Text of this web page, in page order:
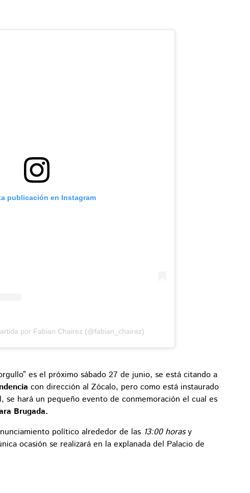
publicación en Instagram
por Fabian Chairez (@fabian_chairez)
es el próximo sábado 27 de junio, se está citando a
con dirección al Zócalo, pero como está instaurado
se hará un pequeño evento de conmemoración el cual es
Brugada.
político alrededor de las 13:00 horasy
ocasión se realizará en la explanada del Palacio de